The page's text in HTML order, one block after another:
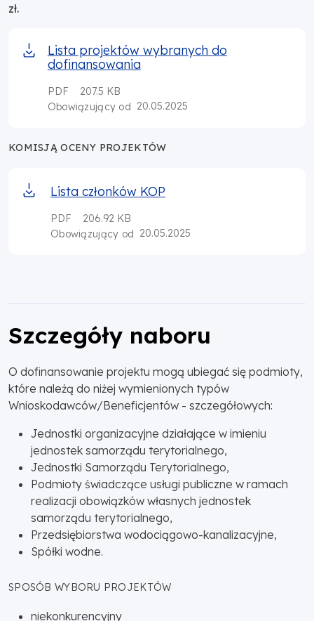
zł.
Lista projektów wybranych do
dofinansowania
PDF
207.5 KB
Obowiązujący od 20.05.2025
KOMISJĄ OCENY PROJEKTÓW
Lista członków KOP
PDF
206.92 KB
Obowiązujący od 20.05.2025
Szczegóły naboru
O dofinansowanie projektu mogą ubiegać się podmioty,
które należą do niżej wymienionych typów
Wnioskodawców/Beneficjentów - szczegółowych:
Jednostki organizacyjne działające w imieniu
jednostek samorządu terytorialnego,
Jednostki Samorządu Terytorialnego,
Podmioty świadczące usługi publiczne w ramach
realizacji obowiązków własnych jednostek
samorządu terytorialnego,
Przedsiębiorstwa wodociągowo-kanalizacyjne,
Spółki wodne.
SPOSÓB WYBORU PROJEKTÓW
niekonkurencyjny